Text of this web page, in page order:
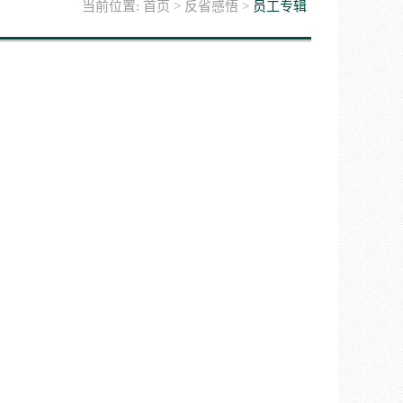
当前位置: 首页 > 反省感悟 > 员工专辑